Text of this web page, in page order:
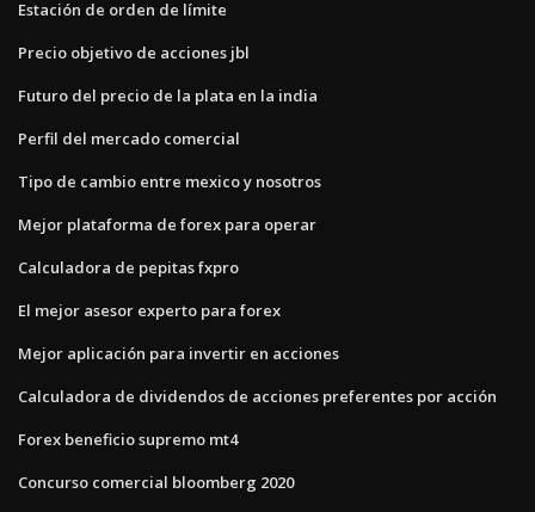
Estación de orden de límite
Precio objetivo de acciones jbl
Futuro del precio de la plata en la india
Perfil del mercado comercial
Tipo de cambio entre mexico y nosotros
Mejor plataforma de forex para operar
Calculadora de pepitas fxpro
El mejor asesor experto para forex
Mejor aplicación para invertir en acciones
Calculadora de dividendos de acciones preferentes por acción
Forex beneficio supremo mt4
Concurso comercial bloomberg 2020